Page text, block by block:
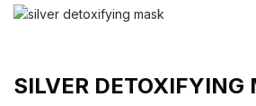
SILVER DETOXIFYING